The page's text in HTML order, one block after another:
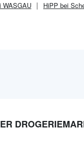
WASGAU
HiPP bei